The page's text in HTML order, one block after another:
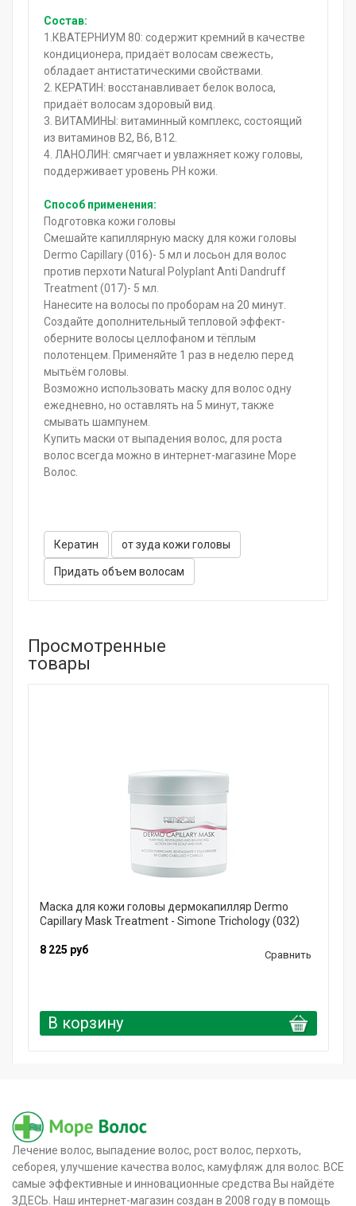
Состав:
1.КВАТЕРНИУМ 80: содержит кремний в качестве
кондиционера, придаёт волосам свежесть,
обладает антистатическими свойствами.
2. КЕРАТИН: восстанавливает белок волоса,
придаёт волосам здоровый вид.
3. ВИТАМИНЫ: витаминный комплекс, состоящий
из витаминов В2, В6, В12.
4. ЛАНОЛИН: смягчает и увлажняет кожу головы,
поддерживает уровень PH кожи.
Способ применения:
Подготовка кожи головы
Смешайте капиллярную маску для кожи головы
Dermo Capillary (016)- 5 мл и лосьон для волос
против перхоти Natural Polyplant Anti Dandruff
Treatment (017)- 5 мл.
Нанесите на волосы по проборам на 20 минут.
Создайте дополнительный тепловой эффект-
оберните волосы целлофаном и тёплым
полотенцем. Применяйте 1 раз в неделю перед
мытьём головы.
Возможно использовать маску для волос одну
ежедневно, но оставлять на 5 минут, также
смывать шампунем.
Купить маски от выпадения волос, для роста
волос всегда можно в интернет-магазине Море
Волос.
Кератин от зуда кожи головы
Придать объем волосам
Просмотренные
товары
Маска для кожи головы дермокапилляр Dermo
Capillary Mask Treatment - Simone Trichology (032)
8 225 руб Сравнить
В корзину
Лечение волос, выпадение волос, рост волос, перхоть,
себорея, улучшение качества волос, камуфляж для волос. ВСЕ
самые эффективные и инновационные средства Вы найдёте
ЗДЕСЬ. Наш интернет-магазин создан в 2008 году в помощь